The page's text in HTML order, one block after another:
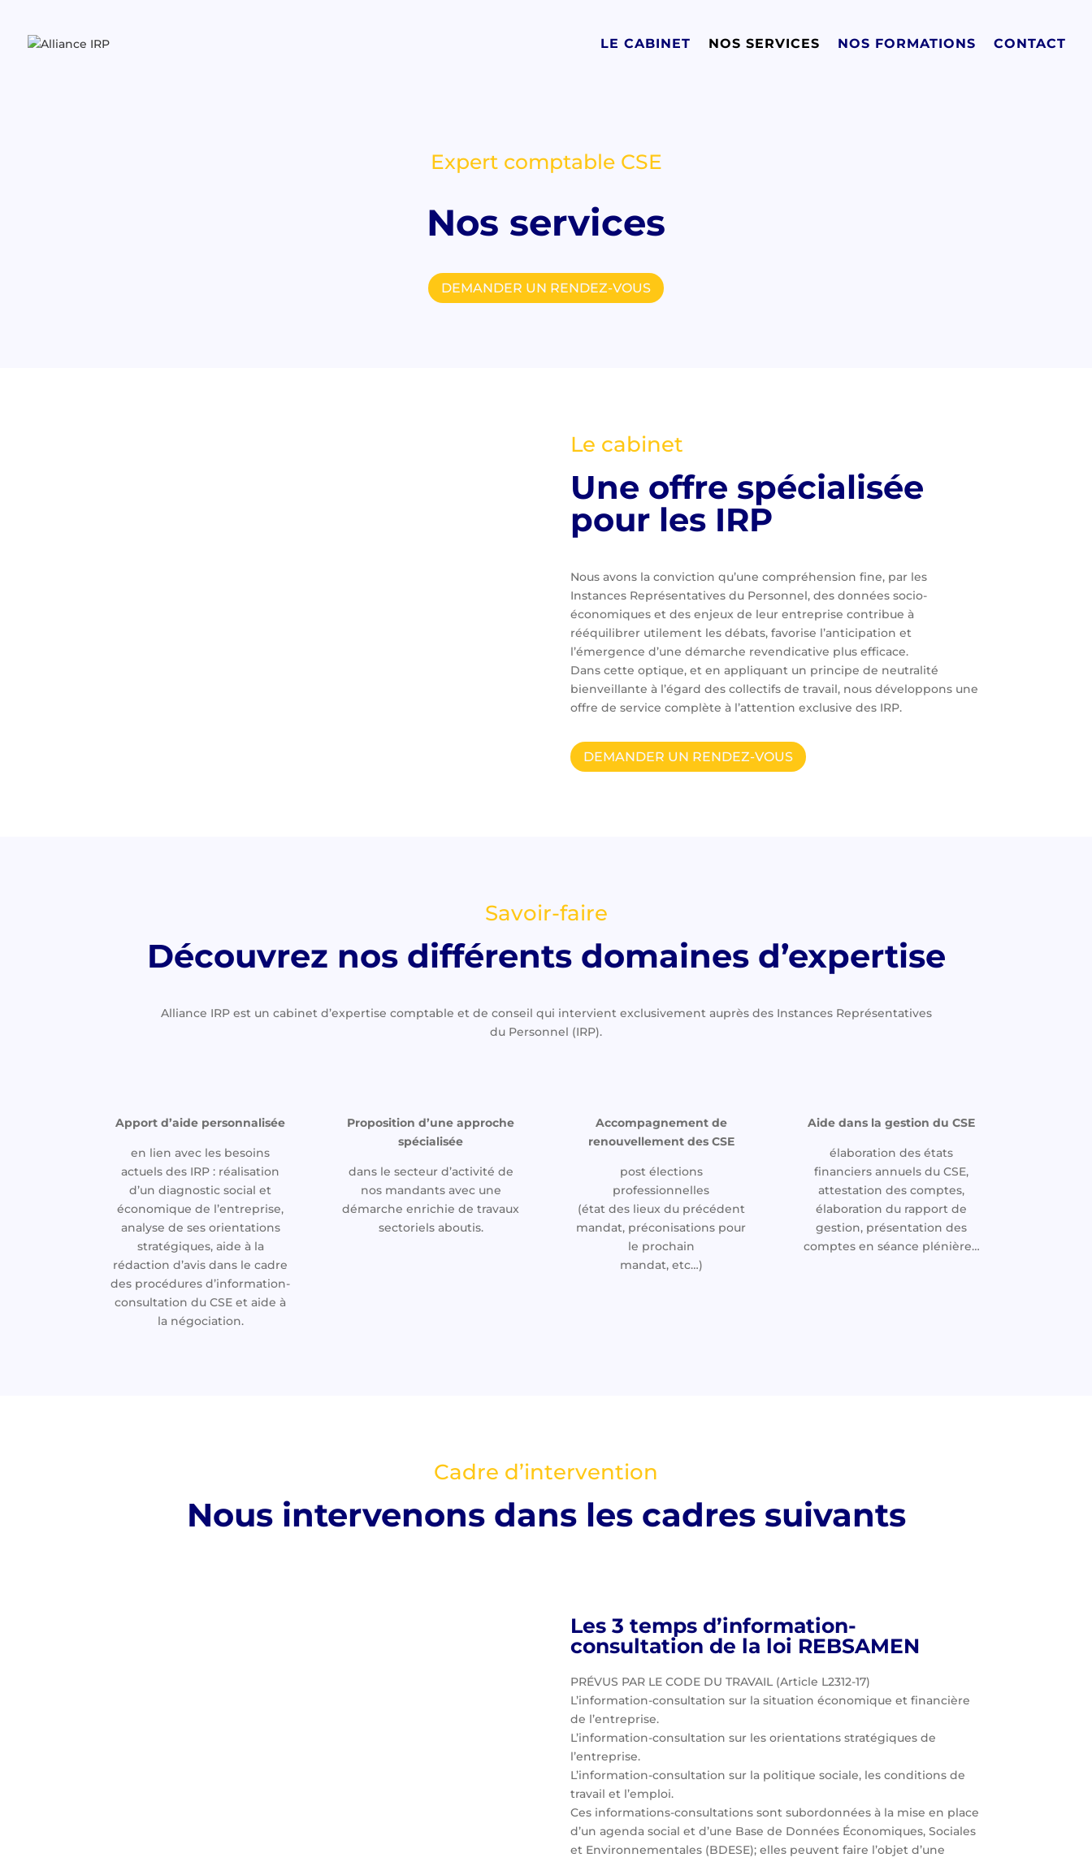
LE CABINET NOS SERVICES NOS FORMATIONS CONTACT
Expert comptable CSE
Nos services
DEMANDER UN RENDEZ-VOUS
Le cabinet
Une offre spécialisée
pour les IRP
Nous avons la conviction qu’une compréhension fine, par les
Instances Représentatives du Personnel, des données socio-
économiques et des enjeux de leur entreprise contribue à
rééquilibrer utilement les débats, favorise l’anticipation et
l’émergence d’une démarche revendicative plus efficace.
Dans cette optique, et en appliquant un principe de neutralité
bienveillante à l’égard des collectifs de travail, nous développons une
offre de service complète à l’attention exclusive des IRP.
DEMANDER UN RENDEZ-VOUS
Savoir-faire
Découvrez nos différents domaines d’expertise
Alliance IRP est un cabinet d’expertise comptable et de conseil qui intervient exclusivement auprès des Instances Représentatives
du Personnel (IRP).
Apport d’aide personnalisée
en lien avec les besoins
actuels des IRP : réalisation
d’un diagnostic social et
économique de l’entreprise,
analyse de ses orientations
stratégiques, aide à la
rédaction d’avis dans le cadre
des procédures d’information-
consultation du CSE et aide à
la négociation.
Proposition d’une approche
spécialisée
dans le secteur d’activité de
nos mandants avec une
démarche enrichie de travaux
sectoriels aboutis.
Accompagnement de
renouvellement des CSE
post élections
professionnelles
(état des lieux du précédent
mandat, préconisations pour
le prochain
mandat, etc…)
Aide dans la gestion du CSE
élaboration des états
financiers annuels du CSE,
attestation des comptes,
élaboration du rapport de
gestion, présentation des
comptes en séance plénière…
Cadre d’intervention
Nous intervenons dans les cadres suivants
Les 3 temps d’information-
consultation de la loi REBSAMEN
PRÉVUS PAR LE CODE DU TRAVAIL (Article L2312-17)
L’information-consultation sur la situation économique et financière
de l’entreprise.
L’information-consultation sur les orientations stratégiques de
l’entreprise.
L’information-consultation sur la politique sociale, les conditions de
travail et l’emploi.
Ces informations-consultations sont subordonnées à la mise en place
d’un agenda social et d’une Base de Données Économiques, Sociales
et Environnementales (BDESE); elles peuvent faire l’objet d’une